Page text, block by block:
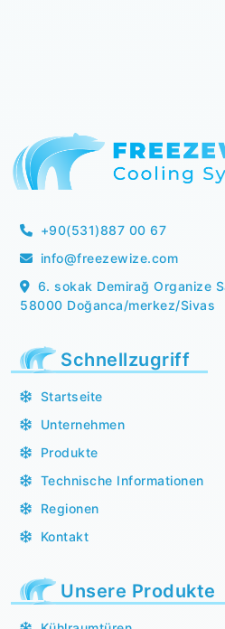
+90(531)887 00 67
info@freezewize.com
6. sokak Demirağ Organize
58000 Doğanca/merkez/Sivas
Schnellzugriff
Startseite
Unternehmen
Produkte
Technische Informationen
Regionen
Kontakt
Unsere Produkte